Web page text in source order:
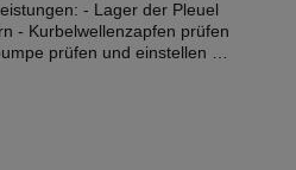
- Lager der Pleuel
- Kurbelwellenzapfen prüfen
prüfen und einstellen -